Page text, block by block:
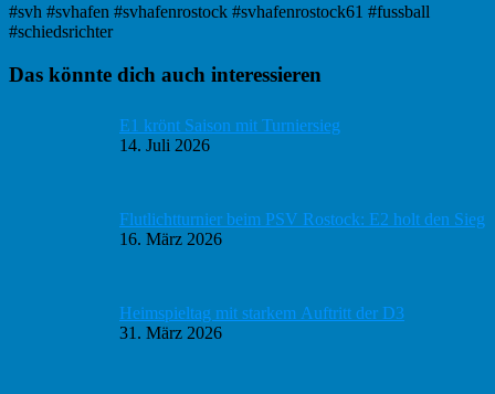
#svh #svhafen #svhafenrostock #svhafenrostock61 #fussball
#schiedsrichter
Haupt-
Das könnte dich auch interessieren
E1 krönt Saison mit Turniersieg
14. Juli 2026
Flutlichtturnier beim PSV Rostock: E2 holt den Sieg
16. März 2026
Heimspieltag mit starkem Auftritt der D3
31. März 2026